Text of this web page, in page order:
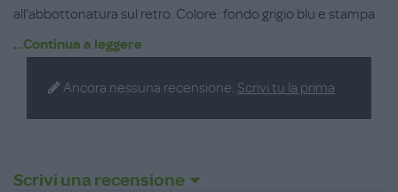
all'abbottonatura sul retro. Colore: fondo grigio blu e stampa
palme. Lunghezza: 41cm. Taglie dai 3 ai 18 mesi.
...Continua a leggere
Ancora nessuna recensione. Scrivi tu la prima
Scrivi una recensione